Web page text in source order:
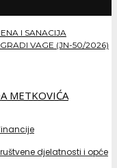
I SANACIJA
VAGE (JN-50/2026)
djelatnosti i opće